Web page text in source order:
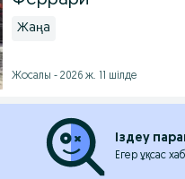
Жаңа
Жосалы - 2026 ж. 11 шілде
Іздеу
Егер ұқсас